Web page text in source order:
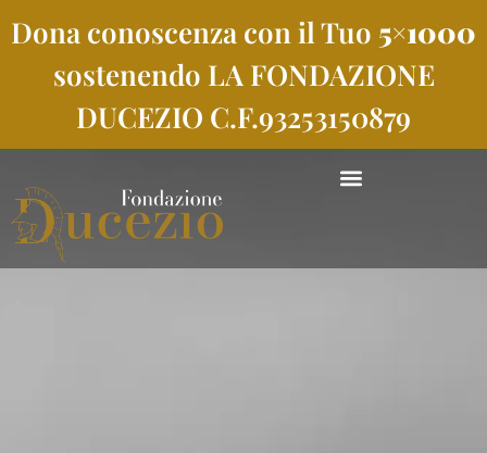
Dona conoscenza con il Tuo 5×1000
sostenendo LA FONDAZIONE
DUCEZIO C.F.93253150879